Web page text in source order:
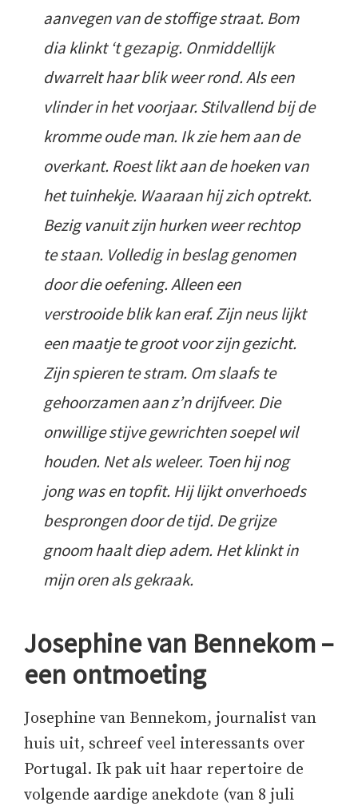
aanvegen van de stoffige straat. Bom
dia klinkt ‘t gezapig. Onmiddellijk
dwarrelt haar blik weer rond. Als een
vlinder in het voorjaar. Stilvallend bij de
kromme oude man. Ik zie hem aan de
overkant. Roest likt aan de hoeken van
het tuinhekje. Waaraan hij zich optrekt.
Bezig vanuit zijn hurken weer rechtop
te staan. Volledig in beslag genomen
door die oefening. Alleen een
verstrooide blik kan eraf. Zijn neus lijkt
een maatje te groot voor zijn gezicht.
Zijn spieren te stram. Om slaafs te
gehoorzamen aan z’n drijfveer. Die
onwillige stijve gewrichten soepel wil
houden. Net als weleer. Toen hij nog
jong was en topfit. Hij lijkt onverhoeds
besprongen door de tijd. De grijze
gnoom haalt diep adem. Het klinkt in
mijn oren als gekraak.
Josephine van Bennekom –
een ontmoeting
Josephine van Bennekom, journalist van
huis uit, schreef veel interessants over
Portugal. Ik pak uit haar repertoire de
volgende aardige anekdote (van 8 juli